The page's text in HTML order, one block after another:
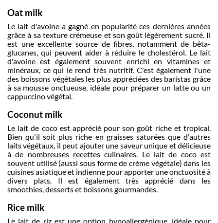
Oat milk
Le lait d'avoine a gagné en popularité ces dernières années
grâce à sa texture crémeuse et son goût légèrement sucré. Il
est une excellente source de fibres, notamment de bêta-
glucanes, qui peuvent aider à réduire le cholestérol. Le lait
d'avoine est également souvent enrichi en vitamines et
minéraux, ce qui le rend très nutritif. C'est également l'une
des boissons végétales les plus appréciées des baristas grâce
à sa mousse onctueuse, idéale pour préparer un latte ou un
cappuccino végétal.
Coconut milk
Le lait de coco est apprécié pour son goût riche et tropical.
Bien qu'il soit plus riche en graisses saturées que d'autres
laits végétaux, il peut ajouter une saveur unique et délicieuse
à de nombreuses recettes culinaires. Le lait de coco est
souvent utilisé (aussi sous forme de crème végétale) dans les
cuisines asiatique et indienne pour apporter une onctuosité à
divers plats. Il est également très apprécié dans les
smoothies, desserts et boissons gourmandes.
Rice milk
Le lait de riz est une option hypoallergénique, idéale pour